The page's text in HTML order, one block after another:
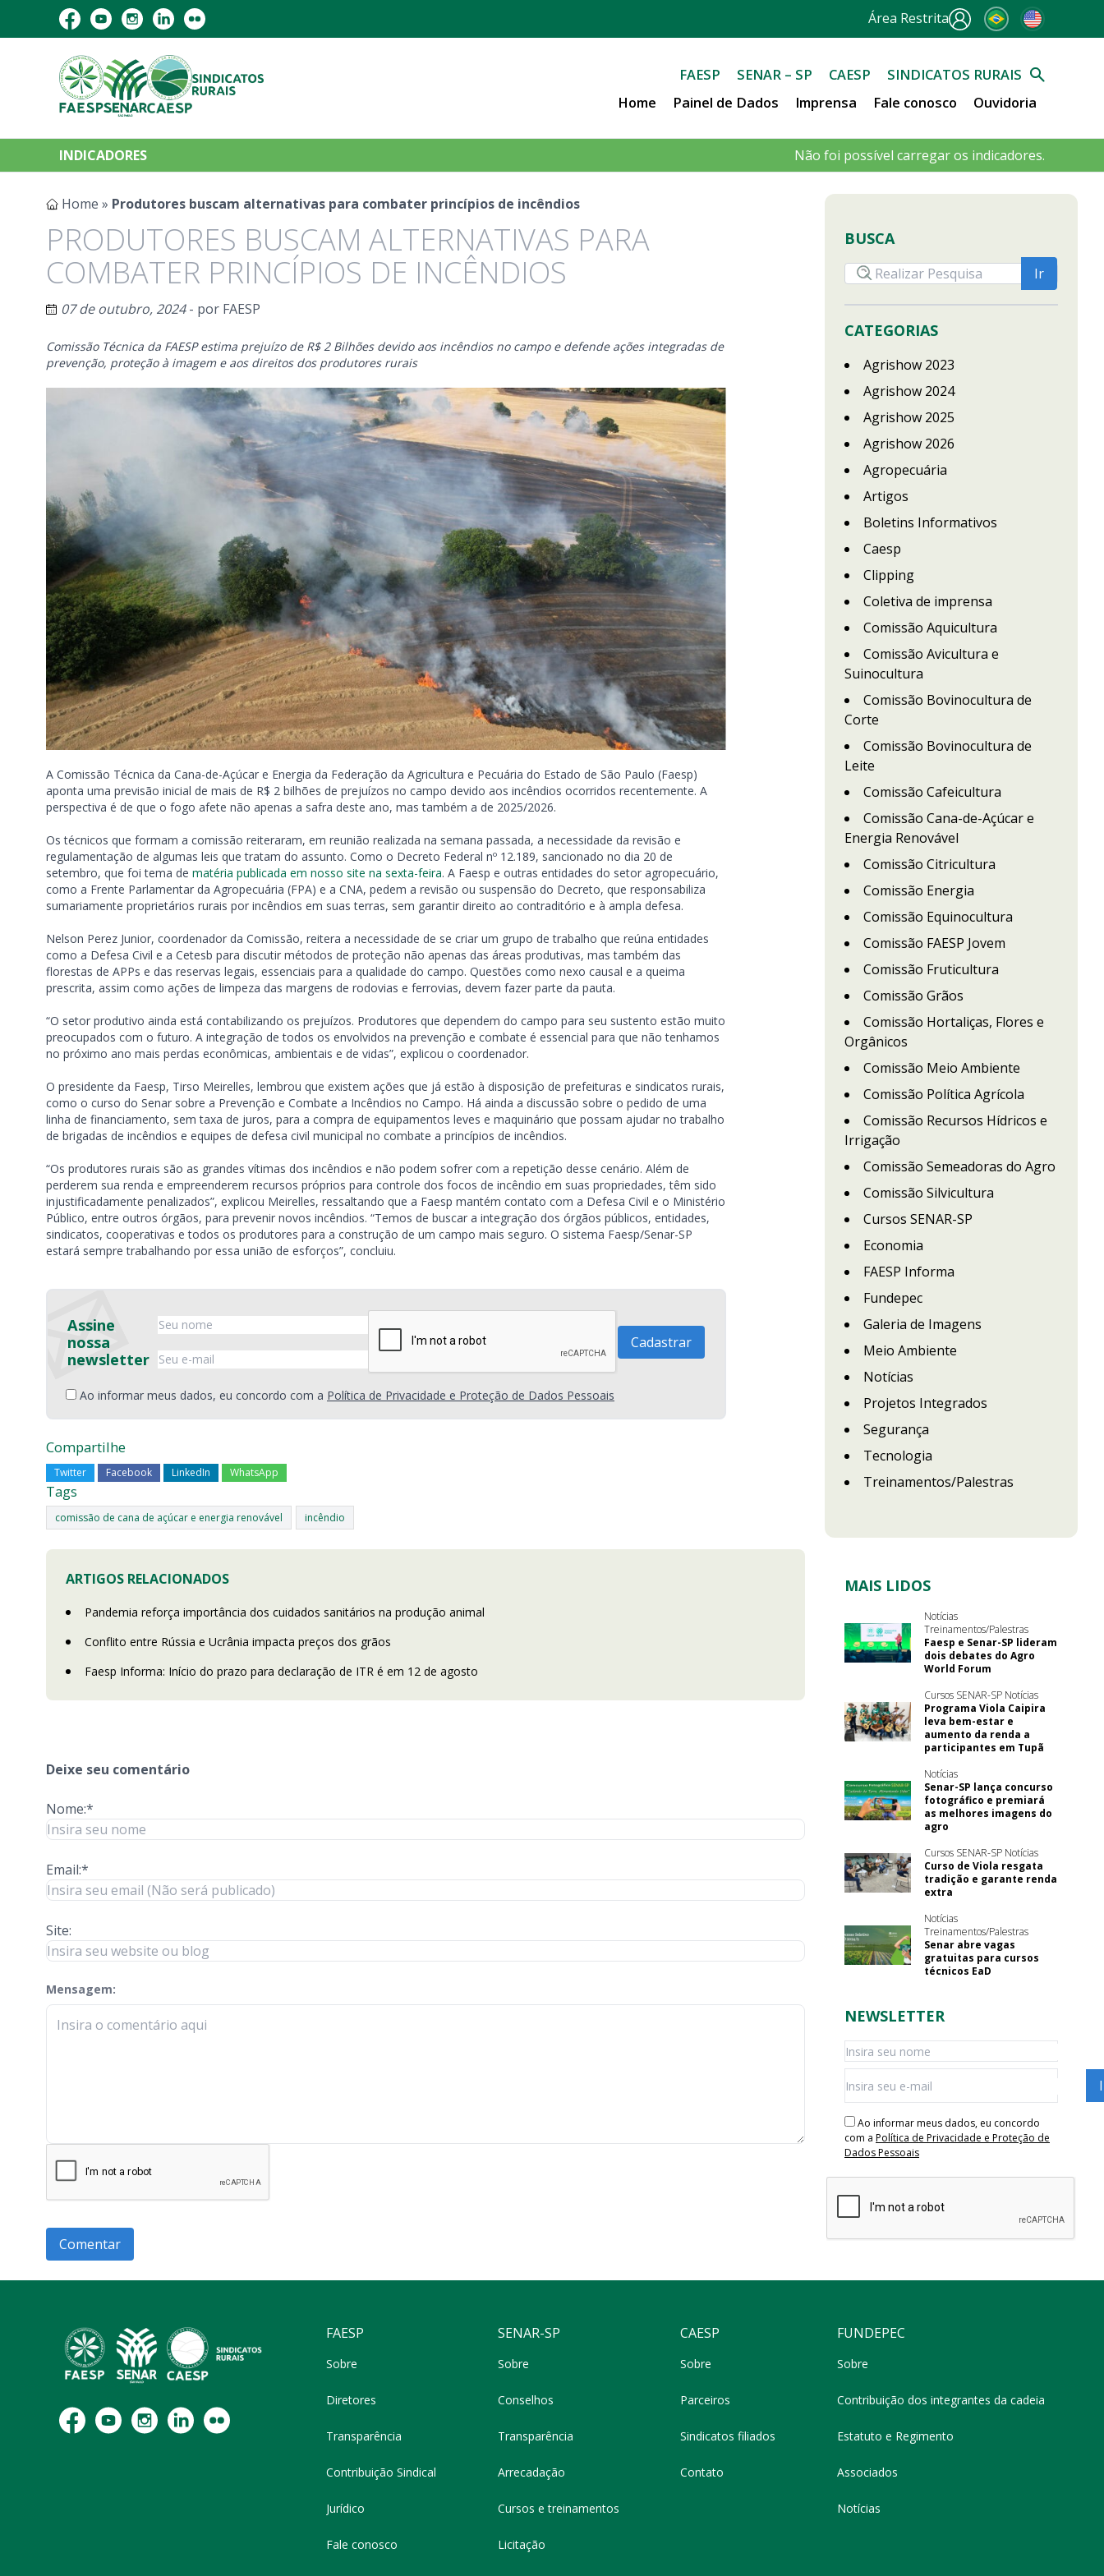
Área Restrita
FAESP SENAR – SP CAESP
SINDICATOS RURAIS
Home
Painel de Dados Imprensa Fale conosco Ouvidoria
INDICADORES Não foi possível carregar os indicadores.
Home » Produtores buscam alternativas para combater princípios de incêndios
PRODUTORES BUSCAM ALTERNATIVAS PARA
COMBATER PRINCÍPIOS DE INCÊNDIOS
07 de outubro, 2024- por FAESP
Comissão Técnica da FAESP estima prejuízo de R$ 2 Bilhões devido aos incêndios no campo e defende ações integradas de
prevenção, proteção à imagem e aos direitos dos produtores rurais
A Comissão Técnica da Cana-de-Açúcar e Energia da Federação da Agricultura e Pecuária do Estado de São Paulo (Faesp)
aponta uma previsão inicial de mais de R$ 2 bilhões de prejuízos no campo devido aos incêndios ocorridos recentemente. A
perspectiva é de que o fogo afete não apenas a safra deste ano, mas também a de 2025/2026.
Os técnicos que formam a comissão reiteraram, em reunião realizada na semana passada, a necessidade da revisão e
regulamentação de algumas leis que tratam do assunto. Como o Decreto Federal nº 12.189, sancionado no dia 20 de
setembro, que foi tema de matéria publicada em nosso site na sexta-feira. A Faesp e outras entidades do setor agropecuário,
como a Frente Parlamentar da Agropecuária (FPA) e a CNA, pedem a revisão ou suspensão do Decreto, que responsabiliza
sumariamente proprietários rurais por incêndios em suas terras, sem garantir direito ao contraditório e à ampla defesa.
Nelson Perez Junior, coordenador da Comissão, reitera a necessidade de se criar um grupo de trabalho que reúna entidades
como a Defesa Civil e a Cetesb para discutir métodos de proteção não apenas das áreas produtivas, mas também das
florestas de APPs e das reservas legais, essenciais para a qualidade do campo. Questões como nexo causal e a queima
prescrita, assim como ações de limpeza das margens de rodovias e ferrovias, devem fazer parte da pauta.
“O setor produtivo ainda está contabilizando os prejuízos. Produtores que dependem do campo para seu sustento estão muito
preocupados com o futuro. A integração de todos os envolvidos na prevenção e combate é essencial para que não tenhamos
no próximo ano mais perdas econômicas, ambientais e de vidas”, explicou o coordenador.
O presidente da Faesp, Tirso Meirelles, lembrou que existem ações que já estão à disposição de prefeituras e sindicatos rurais,
como o curso do Senar sobre a Prevenção e Combate a Incêndios no Campo. Há ainda a discussão sobre o pedido de uma
linha de financiamento, sem taxa de juros, para a compra de equipamentos leves e maquinário que possam ajudar no trabalho
de brigadas de incêndios e equipes de defesa civil municipal no combate a princípios de incêndios.
“Os produtores rurais são as grandes vítimas dos incêndios e não podem sofrer com a repetição desse cenário. Além de
perderem sua renda e empreenderem recursos próprios para controle dos focos de incêndio em suas propriedades, têm sido
injustificadamente penalizados”, explicou Meirelles, ressaltando que a Faesp mantém contato com a Defesa Civil e o Ministério
Público, entre outros órgãos, para prevenir novos incêndios. “Temos de buscar a integração dos órgãos públicos, entidades,
sindicatos, cooperativas e todos os produtores para a construção de um campo mais seguro. O sistema Faesp/Senar-SP
estará sempre trabalhando por essa união de esforços”, concluiu.
Assine
nossa
newsletter
Ao informar meus dados, eu concordo com a Política de Privacidade e Proteção de Dados Pessoais
Compartilhe
Twitter Facebook LinkedIn WhatsApp
Tags
comissão de cana de açúcar e energia renovável incêndio
ARTIGOS RELACIONADOS
Pandemia reforça importância dos cuidados sanitários na produção animal
Conflito entre Rússia e Ucrânia impacta preços dos grãos
Faesp Informa: Início do prazo para declaração de ITR é em 12 de agosto
Deixe seu comentário
Nome:*
Email:*
Site:
Mensagem:
check-terms
BUSCA
CATEGORIAS
Agrishow 2023
Agrishow 2024
Agrishow 2025
Agrishow 2026
Agropecuária
Artigos
Boletins Informativos
Caesp
Clipping
Coletiva de imprensa
Comissão Aquicultura
Comissão Avicultura e
Suinocultura
Comissão Bovinocultura de
Corte
Comissão Bovinocultura de
Leite
Comissão Cafeicultura
Comissão Cana-de-Açúcar e
Energia Renovável
Comissão Citricultura
Comissão Energia
Comissão Equinocultura
Comissão FAESP Jovem
Comissão Fruticultura
Comissão Grãos
Comissão Hortaliças, Flores e
Orgânicos
Comissão Meio Ambiente
Comissão Política Agrícola
Comissão Recursos Hídricos e
Irrigação
Comissão Semeadoras do Agro
Comissão Silvicultura
Cursos SENAR-SP
Economia
FAESP Informa
Fundepec
Galeria de Imagens
Meio Ambiente
Notícias
Projetos Integrados
Segurança
Tecnologia
Treinamentos/Palestras
MAIS LIDOS
Notícias
Treinamentos/Palestras
Faesp e Senar-SP lideram
dois debates do Agro
World Forum
Cursos SENAR-SP Notícias
Programa Viola Caipira
leva bem-estar e
aumento da renda a
participantes em Tupã
Notícias
Senar-SP lança concurso
fotográfico e premiará
as melhores imagens do
agro
Cursos SENAR-SP Notícias
Curso de Viola resgata
tradição e garante renda
extra
Notícias
Treinamentos/Palestras
Senar abre vagas
gratuitas para cursos
técnicos EaD
NEWSLETTER
Ao informar meus dados, eu concordo
com a Política de Privacidade e Proteção de
Dados Pessoais
FAESP
Sobre
Diretores
Transparência
Contribuição Sindical
Jurídico
Fale conosco
SENAR-SP
Sobre
Conselhos
Transparência
Arrecadação
Cursos e treinamentos
Licitação
CAESP
Sobre
Parceiros
Sindicatos filiados
Contato
FUNDEPEC
Sobre
Contribuição dos integrantes da cadeia
Estatuto e Regimento
Associados
Notícias